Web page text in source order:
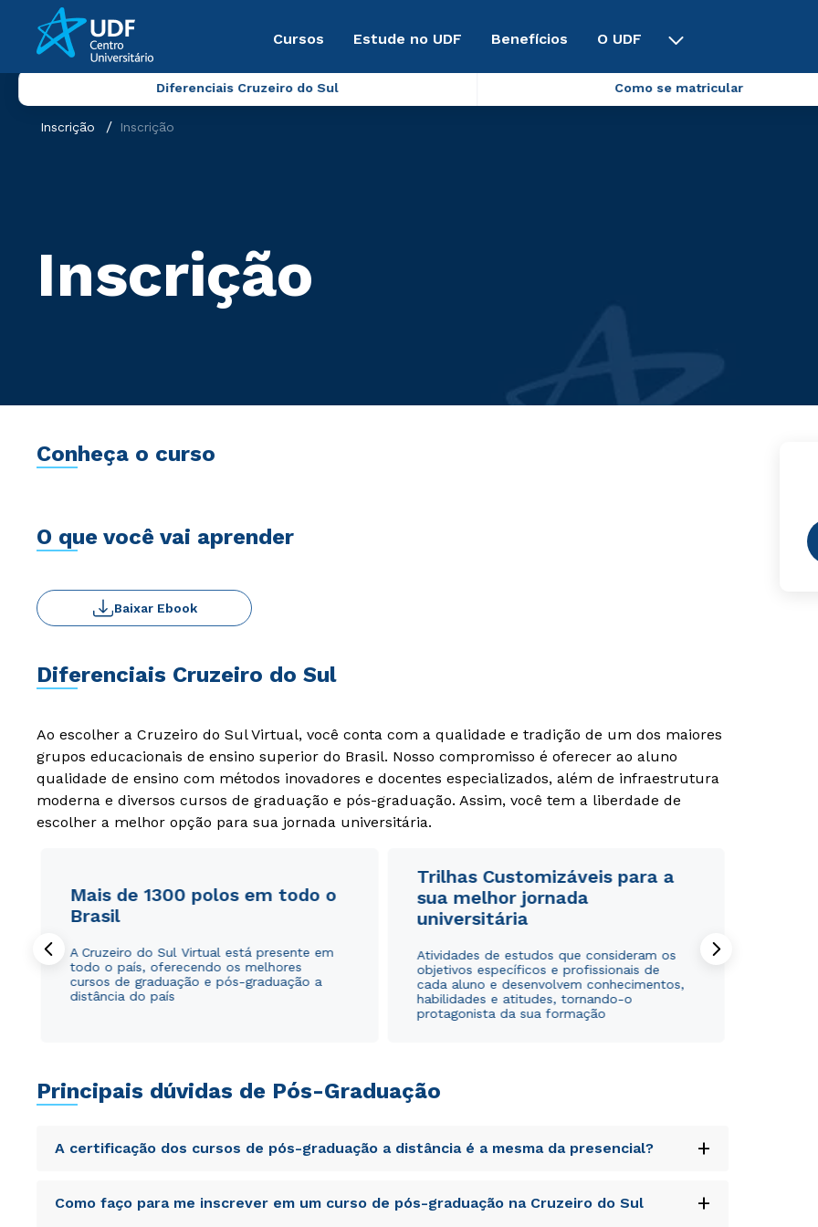
Cursos Estude no UDF Benefícios O UDF
Diferenciais Cruzeiro do Sul Como se matricular
Inscrição Inscrição
Inscrição
Conheça o curso
O que você vai aprender
Baixar Ebook
Diferenciais Cruzeiro do Sul
Ao escolher a Cruzeiro do Sul Virtual, você conta com a qualidade e tradição de um dos maiores
grupos educacionais de ensino superior do Brasil. Nosso compromisso é oferecer ao aluno
qualidade de ensino com métodos inovadores e docentes especializados, além de infraestrutura
moderna e diversos cursos de graduação e pós-graduação. Assim, você tem a liberdade de
escolher a melhor opção para sua jornada universitária.
Mais de 1300 polos em todo o
Brasil
A Cruzeiro do Sul Virtual está presente em
todo o país, oferecendo os melhores
cursos de graduação e pós-graduação a
distância do país
Trilhas Customizáveis para a
sua melhor jornada
universitária
Atividades de estudos que consideram os
objetivos específicos e profissionais de
cada aluno e desenvolvem conhecimentos,
habilidades e atitudes, tornando-o
protagonista da sua formação
Principais dúvidas de Pós-Graduação
A certificação dos cursos de pós-graduação a distância é a mesma da presencial? +
totam rem aperiam, eaque ipsa quae ab illo inventore veritatis et quasi architecto beatae vitae dicta
Como faço para me inscrever em um curso de pós-graduação na Cruzeiro do Sul +